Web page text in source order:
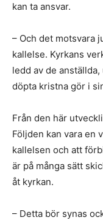
kan ta ansvar.
– Och det motsvara
kallelse. Kyrkans
ledd av de
döpta kristna gör i
Från den här
Följden kan vara en
kallelsen och att
är på många sätt
åt kyrkan.
– Detta bör synas